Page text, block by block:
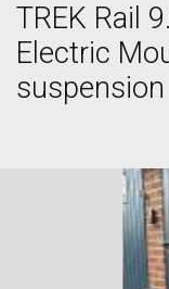
TREK Rail
Electric